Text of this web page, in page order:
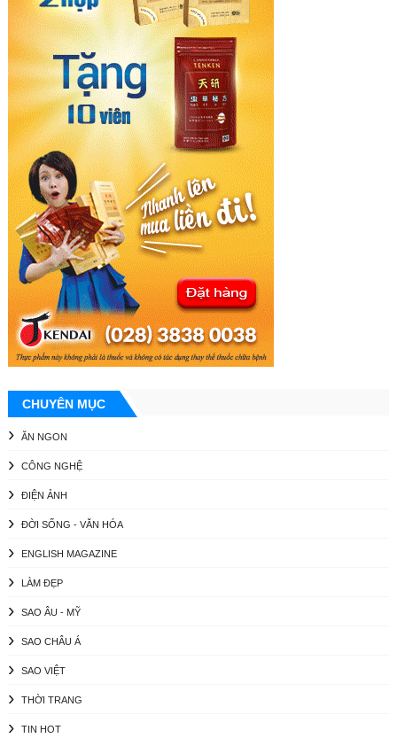
CHUYÊN MỤC
ĂN NGON
CÔNG NGHỆ
ĐIỆN ẢNH
ĐỜI SỐNG - VĂN HÓA
ENGLISH MAGAZINE
LÀM ĐẸP
SAO ÂU - MỸ
SAO CHÂU Á
SAO VIỆT
THỜI TRANG
TIN HOT